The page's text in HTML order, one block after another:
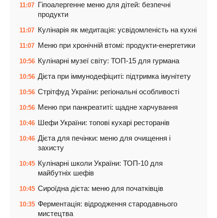
11:07 Гіпоалергенне меню для дітей: безпечні
продукти
11:07 Кулінарія як медитація: усвідомленість на кухні
11:07 Меню при хронічній втомі: продукти-енергетики
10:56 Кулінарні музеї світу: ТОП-15 для гурмана
10:56 Дієта при іммунодефіциті: підтримка імунітету
10:56 Стрітфуд України: регіональні особливості
10:56 Меню при панкреатиті: щадне харчування
10:46 Шефи України: топові кухарі ресторанів
10:46 Дієта для печінки: меню для очищення і
захисту
10:45 Кулінарні школи України: ТОП-10 для
майбутніх шефів
10:45 Сироїдна дієта: меню для початківців
10:35 Ферментація: відродження стародавнього
мистецтва